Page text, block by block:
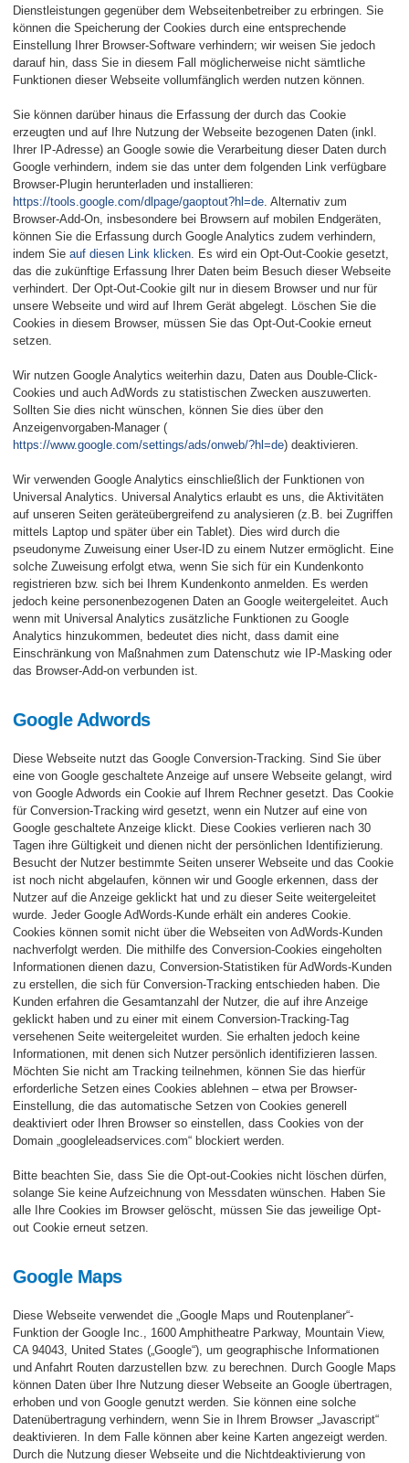
Dienstleistungen gegenüber dem Webseitenbetreiber zu erbringen. Sie
können die Speicherung der Cookies durch eine entsprechende
Einstellung Ihrer Browser-Software verhindern; wir weisen Sie jedoch
darauf hin, dass Sie in diesem Fall möglicherweise nicht sämtliche
Funktionen dieser Webseite vollumfänglich werden nutzen können.
Sie können darüber hinaus die Erfassung der durch das Cookie
erzeugten und auf Ihre Nutzung der Webseite bezogenen Daten (inkl.
Ihrer IP-Adresse) an Google sowie die Verarbeitung dieser Daten durch
Google verhindern, indem sie das unter dem folgenden Link verfügbare
Browser-Plugin herunterladen und installieren:
https://tools.google.com/dlpage/gaoptout?hl=de. Alternativ zum
Browser-Add-On, insbesondere bei Browsern auf mobilen Endgeräten,
können Sie die Erfassung durch Google Analytics zudem verhindern,
indem Sie auf diesen Link klicken. Es wird ein Opt-Out-Cookie gesetzt,
das die zukünftige Erfassung Ihrer Daten beim Besuch dieser Webseite
verhindert. Der Opt-Out-Cookie gilt nur in diesem Browser und nur für
unsere Webseite und wird auf Ihrem Gerät abgelegt. Löschen Sie die
Cookies in diesem Browser, müssen Sie das Opt-Out-Cookie erneut
setzen.
Wir nutzen Google Analytics weiterhin dazu, Daten aus Double-Click-
Cookies und auch AdWords zu statistischen Zwecken auszuwerten.
Sollten Sie dies nicht wünschen, können Sie dies über den
Anzeigenvorgaben-Manager (
https://www.google.com/settings/ads/onweb/?hl=de) deaktivieren.
Wir verwenden Google Analytics einschließlich der Funktionen von
Universal Analytics. Universal Analytics erlaubt es uns, die Aktivitäten
auf unseren Seiten geräteübergreifend zu analysieren (z.B. bei Zugriffen
mittels Laptop und später über ein Tablet). Dies wird durch die
pseudonyme Zuweisung einer User-ID zu einem Nutzer ermöglicht. Eine
solche Zuweisung erfolgt etwa, wenn Sie sich für ein Kundenkonto
registrieren bzw. sich bei Ihrem Kundenkonto anmelden. Es werden
jedoch keine personenbezogenen Daten an Google weitergeleitet. Auch
wenn mit Universal Analytics zusätzliche Funktionen zu Google
Analytics hinzukommen, bedeutet dies nicht, dass damit eine
Einschränkung von Maßnahmen zum Datenschutz wie IP-Masking oder
das Browser-Add-on verbunden ist.
Google Adwords
Diese Webseite nutzt das Google Conversion-Tracking. Sind Sie über
eine von Google geschaltete Anzeige auf unsere Webseite gelangt, wird
von Google Adwords ein Cookie auf Ihrem Rechner gesetzt. Das Cookie
für Conversion-Tracking wird gesetzt, wenn ein Nutzer auf eine von
Google geschaltete Anzeige klickt. Diese Cookies verlieren nach 30
Tagen ihre Gültigkeit und dienen nicht der persönlichen Identifizierung.
Besucht der Nutzer bestimmte Seiten unserer Webseite und das Cookie
ist noch nicht abgelaufen, können wir und Google erkennen, dass der
Nutzer auf die Anzeige geklickt hat und zu dieser Seite weitergeleitet
wurde. Jeder Google AdWords-Kunde erhält ein anderes Cookie.
Cookies können somit nicht über die Webseiten von AdWords-Kunden
nachverfolgt werden. Die mithilfe des Conversion-Cookies eingeholten
Informationen dienen dazu, Conversion-Statistiken für AdWords-Kunden
zu erstellen, die sich für Conversion-Tracking entschieden haben. Die
Kunden erfahren die Gesamtanzahl der Nutzer, die auf ihre Anzeige
geklickt haben und zu einer mit einem Conversion-Tracking-Tag
versehenen Seite weitergeleitet wurden. Sie erhalten jedoch keine
Informationen, mit denen sich Nutzer persönlich identifizieren lassen.
Möchten Sie nicht am Tracking teilnehmen, können Sie das hierfür
erforderliche Setzen eines Cookies ablehnen – etwa per Browser-
Einstellung, die das automatische Setzen von Cookies generell
deaktiviert oder Ihren Browser so einstellen, dass Cookies von der
Domain „googleleadservices.com“ blockiert werden.
Bitte beachten Sie, dass Sie die Opt-out-Cookies nicht löschen dürfen,
solange Sie keine Aufzeichnung von Messdaten wünschen. Haben Sie
alle Ihre Cookies im Browser gelöscht, müssen Sie das jeweilige Opt-
out Cookie erneut setzen.
Google Maps
Diese Webseite verwendet die „Google Maps und Routenplaner“-
Funktion der Google Inc., 1600 Amphitheatre Parkway, Mountain View,
CA 94043, United States („Google“), um geographische Informationen
und Anfahrt Routen darzustellen bzw. zu berechnen. Durch Google Maps
können Daten über Ihre Nutzung dieser Webseite an Google übertragen,
erhoben und von Google genutzt werden. Sie können eine solche
Datenübertragung verhindern, wenn Sie in Ihrem Browser „Javascript“
deaktivieren. In dem Falle können aber keine Karten angezeigt werden.
Durch die Nutzung dieser Webseite und die Nichtdeaktivierung von